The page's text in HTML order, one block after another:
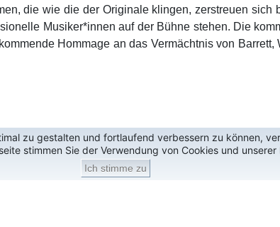
die wie die der Originale klingen, zerstreuen
Musiker*innen auf der Bühne stehen. Die
Hommage an das Vermächtnis von Barrett,
zu gestalten und fortlaufend verbessern zu können,
stimmen Sie der Verwendung von Cookies und unserer
Ich stimme zu